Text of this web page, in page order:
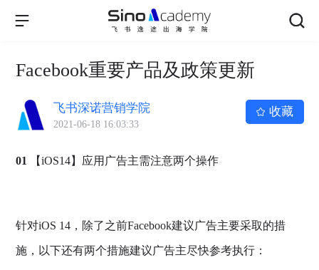
Facebook重要产品及政策更新
飞书深诺营销学院
2021-06-18 16:03:33
收藏
01 【iOS14】应用广告主需注意两个操作
针对iOS 14，除了之前Facebook建议广告主要采取的措
施，以下还有两个措施建议广告主尽快参考执行：